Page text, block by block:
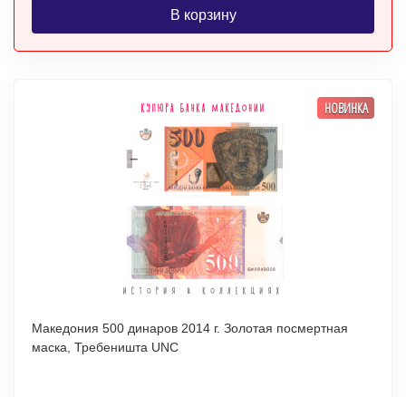
В корзину
НОВИНКА
Македония 500 динаров 2014 г. Золотая посмертная
маска, Требеништа UNC